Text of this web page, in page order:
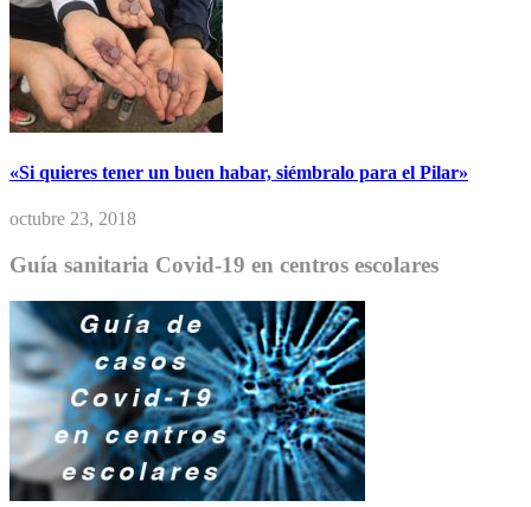
«Si quieres tener un buen habar, siémbralo para el Pilar»
octubre 23, 2018
Guía sanitaria Covid-19 en centros escolares